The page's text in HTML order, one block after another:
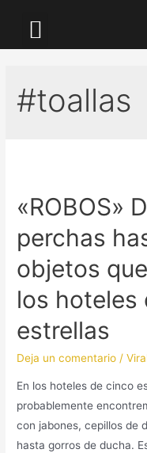
#toallas
«ROBOS»
perchas
objetos
los hoteles
estrellas
Deja un comentario /
En los hoteles de cinco
probablemente
con jabones, cepillos de
hasta gorros de ducha.